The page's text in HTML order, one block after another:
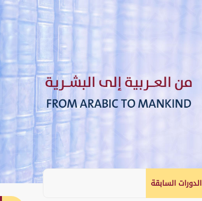
الدورات السابقة